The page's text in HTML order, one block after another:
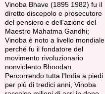
Vinoba Bhave (1895 1982) fu il
diretto discepolo e prosecutore
del pensiero e dell'azione del
Maestro Mahatma Gandhi;
Vinoba è noto a livello mondiale
perché fu il fondatore del
movimento rivoluzionario
nonviolento Bhoodan.
Percorrendo tutta l'India a piedi
per più di tredici anni, Vinoba